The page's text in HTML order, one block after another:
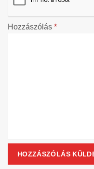
Hozzászólás *